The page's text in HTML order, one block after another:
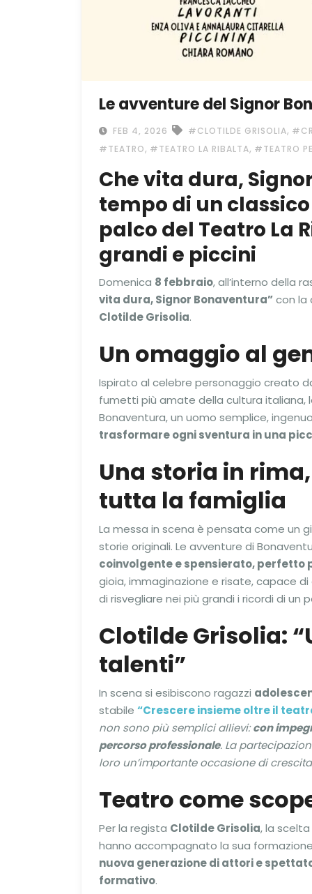
Le avventure del Signor
FEB 4, 2026 #CLOTILDE GRISOLIA,
#TEATRO, #TEATRO LA RIBALTA, #TEATRO
Che vita dura,
tempo di un
palco del Teatro La
grandi e piccini
Domenica 8 febbraio, all’interno della
vita dura, Signor Bonaventura”con la
Clotilde Grisolia.
Un omaggio al
Ispirato al celebre personaggio creato
fumetti più amate della cultura
Bonaventura, un uomo semplice,
trasformare ogni sventura in una
Una storia in
tutta la famiglia
La messa in scena è pensata come un
storie originali. Le avventure di
coinvolgente e spensierato, perfetto
gioia, immaginazione e risate, capace
di risvegliare nei più grandi i ricordi di
Clotilde Grisolia:
talenti”
In scena si esibiscono ragazzi
stabile “Crescere insieme oltre il
non sono più semplici allievi:con
percorso professionale. La
loro un’importante occasione di
Teatro come
Per la regista Clotilde Grisolia, la
hanno accompagnato la sua
nuova generazione di attori e
formativo.